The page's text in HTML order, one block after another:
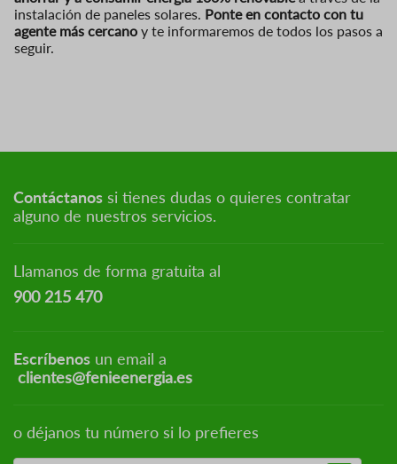
instalación de paneles solares. Ponte en contacto con tu
agente más cercano y te informaremos de todos los pasos a
seguir.
Contáctanos si tienes dudas o quieres contratar
alguno de nuestros servicios.
Llamanos de forma gratuita al
900 215 470
Escríbenos un email a
clientes@fenieenergia.es
o déjanos tu número si lo prefieres